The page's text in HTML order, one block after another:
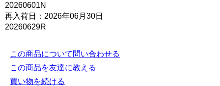
20260601N
再入荷日：2026年06月30日
20260629R
この商品について問い合わせる
この商品を友達に教える
買い物を続ける